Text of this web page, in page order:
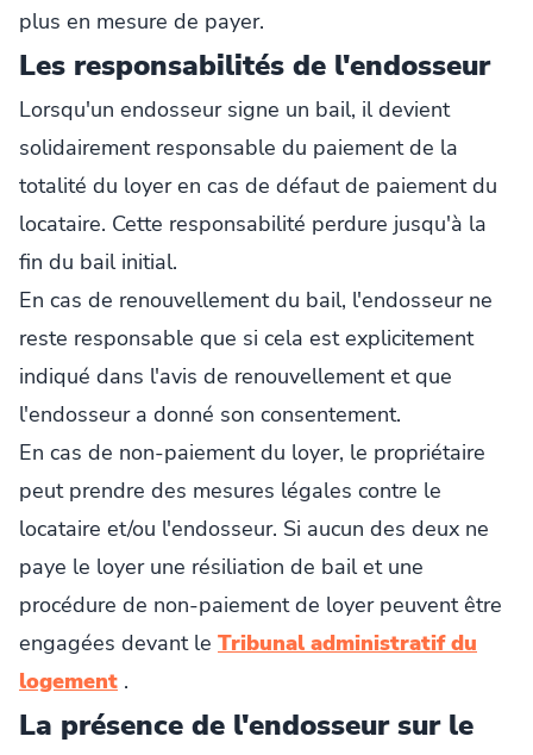
plus en mesure de payer.
Les responsabilités de l'endosseur
Lorsqu'un endosseur signe un bail, il devient
solidairement responsable du paiement de la
totalité du loyer en cas de défaut de paiement du
locataire. Cette responsabilité perdure jusqu'à la
fin du bail initial.
En cas de renouvellement du bail, l'endosseur ne
reste responsable que si cela est explicitement
indiqué dans l'avis de renouvellement et que
l'endosseur a donné son consentement.
En cas de non-paiement du loyer, le propriétaire
peut prendre des mesures légales contre le
locataire et/ou l'endosseur. Si aucun des deux ne
paye le loyer une résiliation de bail et une
procédure de non-paiement de loyer peuvent être
engagées devant le Tribunal administratif du
logement .
La présence de l'endosseur sur le